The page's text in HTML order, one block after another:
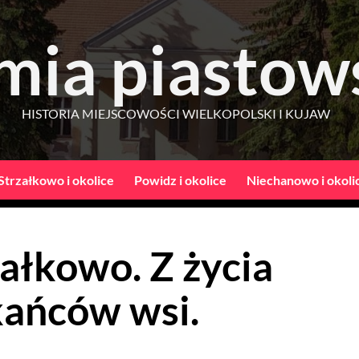
HISTORIA MIEJSCOWOŚCI WIELKOPOLSKI I KUJAW
i okolice Powidz i okolice Niechanowo i
Z życia
wsi.